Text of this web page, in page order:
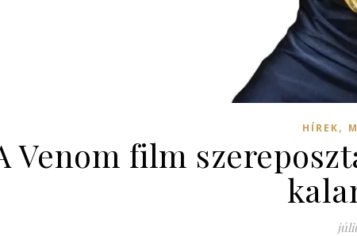
HÍREK,
Venom film